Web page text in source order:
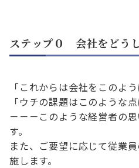
ステップ０ 会社をどう
「これからは会社をこのよう
「ウチの課題はこのような点
－－－このような経営者の
す。
また、ご要望に応じて従業
施します。